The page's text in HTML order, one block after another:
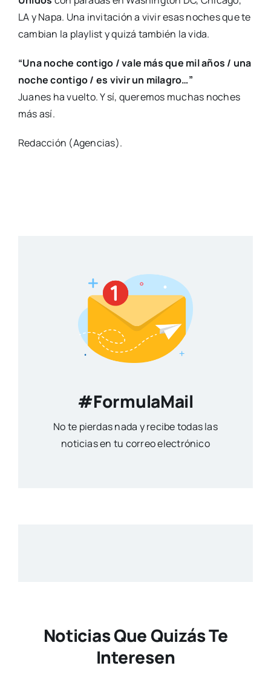
LA y Napa. Una invitación a vivir esas noches que te
cambian la playlist y quizá también la vida.
“Una noche contigo / vale más que mil años / una
noche contigo / es vivir un milagro…”
Juanes ha vuelto. Y sí, queremos muchas noches
más así.
Redacción (Agencias).
#FormulaMail
No te pierdas nada y recibe todas las
noticias en tu correo electrónico
Noticias Que Quizás Te
Interesen